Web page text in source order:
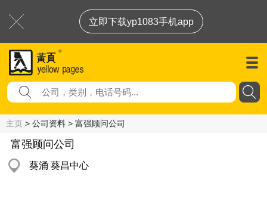
立即下载yp1083手机app
主页 > 公司资料 > 富强顾问公司
富强顾问公司
葵涌 葵昌中心